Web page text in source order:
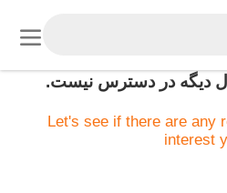
ديگه در دسترس نيست.
Let's see if there are any
interest